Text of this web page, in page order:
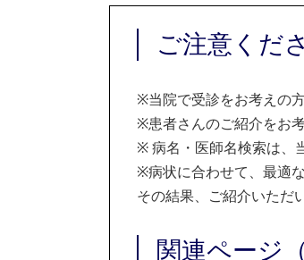
ご注意くだ
※当院で受診をお考えの
※患者さんのご紹介をお
※病名・医師名検索は、
※病状に合わせて、最適
その結果、ご紹介いただ
関連ページ